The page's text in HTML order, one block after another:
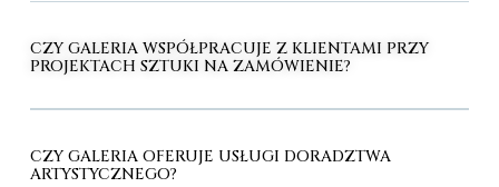
CZY GALERIA WSPÓŁPRACUJE Z KLIENTAMI PRZY
PROJEKTACH SZTUKI NA ZAMÓWIENIE?
CZY GALERIA OFERUJE USŁUGI DORADZTWA
ARTYSTYCZNEGO?